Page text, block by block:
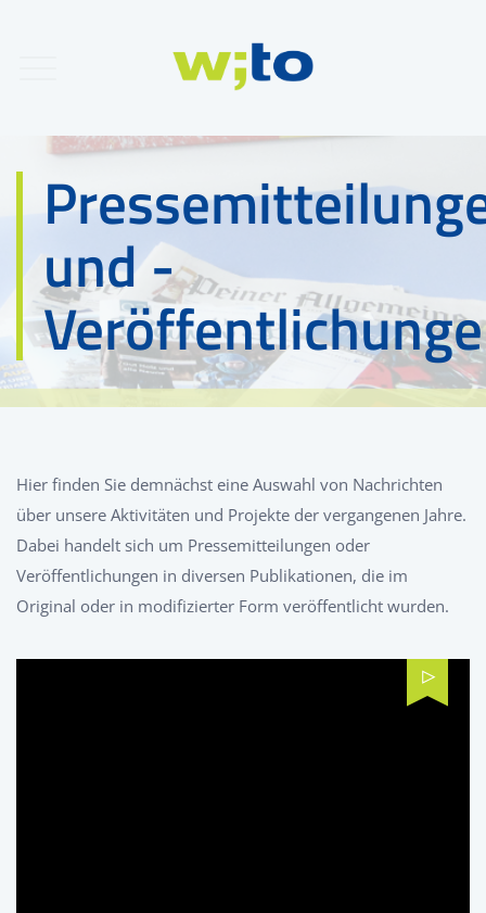
und -
Hier finden Sie demnächst eine Auswahl von Nachrichten
über unsere Aktivitäten und Projekte der vergangenen Jahre.
Dabei handelt sich um Pressemitteilungen oder
Veröffentlichungen in diversen Publikationen, die im
Original oder in modifizierter Form veröffentlicht wurden.